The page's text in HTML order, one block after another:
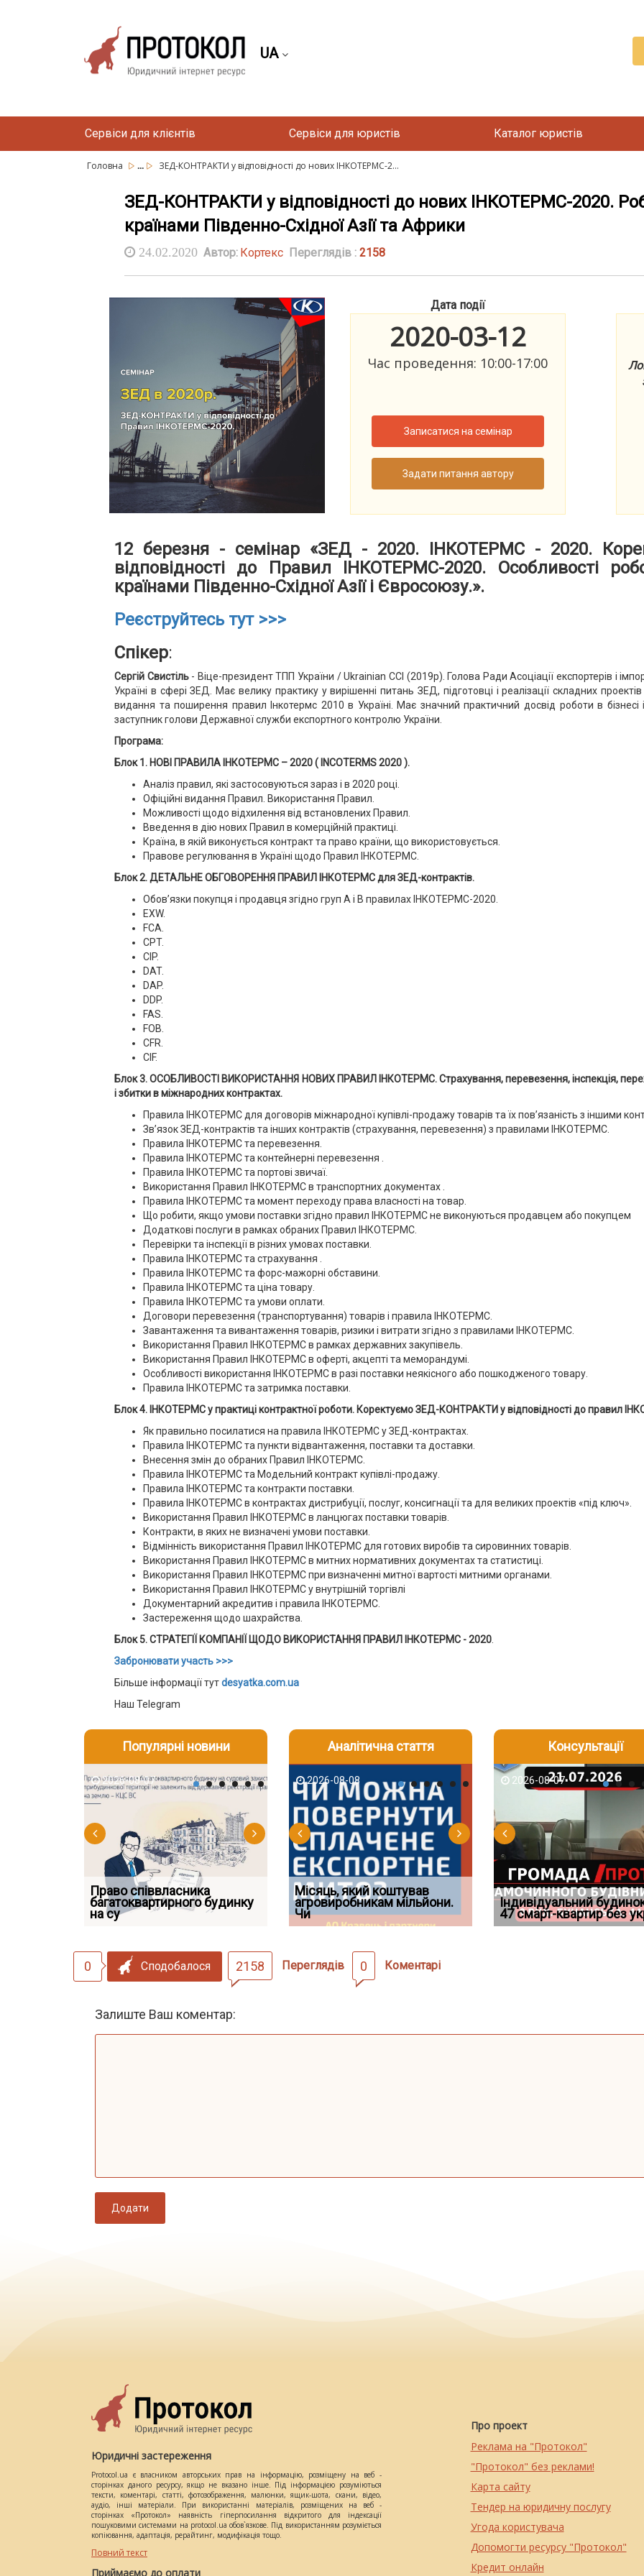
UA
Сервіси для клієнтів Сервіси для юристів Каталог юристів
Головна ... ЗЕД-КОНТРАКТИ у відповідності до нових ІНКОТЕРМС-2...
ЗЕД-КОНТРАКТИ у відповідності до нових ІНКОТЕРМС-2020.
країнами Південно-Східної Азії та Африки
24.02.2020 Автор: Кортекс Переглядів : 2158
Дата події
2020-03-12
Час проведення: 10:00-17:00
Записатися на семінар
Задати питання автору
12 березня - семінар «ЗЕД - 2020. ІНКОТЕРМС - 2020.
відповідності до Правил ІНКОТЕРМС-2020. Особливості
країнами Південно-Східної Азії і Євросоюзу.​».
Реєструйтесь тут >>>
Спікер:
Сергій Свистіль- Віце-президент ТПП України / Ukrainian CCI (2019р). Голова Ради Асоціації експортерів і
Україні в сфері ЗЕД. Має велику практику у вирішенні питань ЗЕД, підготовці і реалізації складних
видання та поширення правил Інкотермс 2010 в Україні. Має значний практичний досвід роботи в
заступник голови Державної служби експортного контролю України.
Програма:
Блок 1. НОВІ ПРАВИЛА ІНКОТЕРМС – 2020 ( INCOTERMS 2020 ).
Аналіз правил, які застосовуються зараз і в 2020 році.
Офіційні видання Правил. Використання Правил.
Можливості щодо відхилення від встановлених Правил.
Введення в дію нових Правил в комерційній практиці.
Країна, в якій виконується контракт та право країни, що використовується.
Правове регулювання в Україні щодо Правил ІНКОТЕРМС.
Блок 2. ДЕТАЛЬНЕ ОБГОВОРЕННЯ ПРАВИЛ ІНКОТЕРМС для ЗЕД-контрактів.
Обов’язки покупця і продавця згідно груп А і В правилах ІНКОТЕРМС-2020.
EXW.
FCA.
CPT.
CIP.
DAT.
DAP.
DDP.
FAS.
FOB.
CFR.
CIF.
Блок 3. ОСОБЛИВОСТІ ВИКОРИСТАННЯ НОВИХ ПРАВИЛ ІНКОТЕРМС. Страхування, перевезення, інспекція,
і збитки в міжнародних контрактах.
Правила ІНКОТЕРМС для договорів міжнародної купівлі-продажу товарів та їх пов’язаність з іншими
Зв’язок ЗЕД-контрактів та інших контрактів (страхування, перевезення) з правилами ІНКОТЕРМС.
Правила ІНКОТЕРМС та перевезення.
Правила ІНКОТЕРМС та контейнерні перевезення .
Правила ІНКОТЕРМС та портові звичаї.
Використання Правил ІНКОТЕРМС в транспортних документах .
Правила ІНКОТЕРМС та момент переходу права власності на товар.
Що робити, якщо умови поставки згідно правил ІНКОТЕРМС не виконуються продавцем або покупцем
Додаткові послуги в рамках обраних Правил ІНКОТЕРМС.
Перевірки та інспекції в різних умовах поставки.
Правила ІНКОТЕРМС та страхування .
Правила ІНКОТЕРМС та форс-мажорні обставини.
Правила ІНКОТЕРМС та ціна товару.
Правила ІНКОТЕРМС та умови оплати.
Договори перевезення (транспортування) товарів і правила ІНКОТЕРМС.
Завантаження та вивантаження товарів, ризики і витрати згідно з правилами ІНКОТЕРМС.
Використання Правил ІНКОТЕРМС в рамках державних закупівель.
Використання Правил ІНКОТЕРМС в оферті, акцепті та меморандумі.
Особливості використання ІНКОТЕРМС в разі поставки неякісного або пошкодженого товару.
Правила ІНКОТЕРМС та затримка поставки.
Блок 4. ІНКОТЕРМС у практиці контрактної роботи. Коректуємо ЗЕД-КОНТРАКТИ у відповідності до правил
Як правильно посилатися на правила ІНКОТЕРМС у ЗЕД-контрактах.
Правила ІНКОТЕРМС та пункти відвантаження, поставки та доставки.
Внесення змін до обраних Правил ІНКОТЕРМС.
Правила ІНКОТЕРМС та Модельний контракт купівлі-продажу.
Правила ІНКОТЕРМС та контракти поставки.
Правила ІНКОТЕРМС в контрактах дистрибуції, послуг, консигнації та для великих проектів «під ключ».
Використання Правил ІНКОТЕРМС в ланцюгах поставки товарів.
Контракти, в яких не визначені умови поставки.
Відмінність використання Правил ІНКОТЕРМС для готових виробів та сировинних товарів.
Використання Правил ІНКОТЕРМС в митних нормативних документах та статистиці.
Використання Правил ІНКОТЕРМС при визначенні митної вартості митними органами.
Використання Правил ІНКОТЕРМС у внутрішній торгівлі
Документарний акредитив і правила ІНКОТЕРМС.
Застереження щодо шахрайства.
Блок 5. СТРАТЕГІЇ КОМПАНІЇ ЩОДО ВИКОРИСТАННЯ ПРАВИЛ ІНКОТЕРМС - 2020
Забронювати участь >>>
Більше інформації тутdesyatka.com.ua
Наш Telegram
Популярні новини
2026-08-07
Право співвласника
багатоквартирного будинку
на су
2026-08-06
Якщо суд встановив для
відшкодування шкоди
наявніс
2026-08-06
Документи, на яких не
проставляється апостиль:
пер
Аналітична стаття
2026-08-03
ФУНДАМЕНТАЛЬНА
ПРОБЛЕМА «СУДОВОЇ
ПРАКТИКИ», АБО ПР
2026-08-08
Місяць, який коштував
агровиробникам мільйони.
Чи
2026-08-07
Огляд практики ВС від
Ростислава Кравця, що
опублі
Консультації
2026-05-25
Штраф ТЦК при зміні місця
проживання: розбір судов
2026-08-07
Індивідуальний
47 смарт-квартир без
2026-07-30
Восьмий ААС
підтвердив, що
скас
0 Сподобалося 2158 Переглядів 0 Коментарі
Залиште Ваш коментар:
Додати
Юридичні застереження
Protocol.ua є власником авторських прав на інформацію, розміщену на веб -
сторінках даного ресурсу, якщо не вказано інше. Під інформацією розуміються
тексти, коментарі, статті, фотозображення, малюнки, ящик-шота, скани, відео,
аудіо, інші матеріали. При використанні матеріалів, розміщених на веб -
сторінках «Протокол» наявність гіперпосилання відкритого для індексації
пошуковими системами на protocol.ua обов`язкове. Під використанням розуміється
копіювання, адаптація, рерайтинг, модифікація тощо.
Повний текст
Приймаємо до оплати
Про проект
Реклама на "Протокол"
"Протокол" без реклами!
Карта сайту
Тендер на юридичну послугу
Угода користувача
Допомогти ресурсу "Протокол"
Кредит онлайн